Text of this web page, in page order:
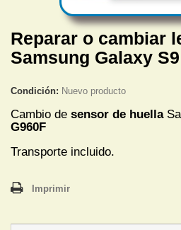
Reparar o cambiar
Samsung Galaxy
Condición: Nuevo producto
Cambio de sensor de huella
G960F
Transporte incluido.
Imprimir